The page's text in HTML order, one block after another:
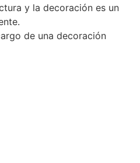
y la decoración es un
de una decoración